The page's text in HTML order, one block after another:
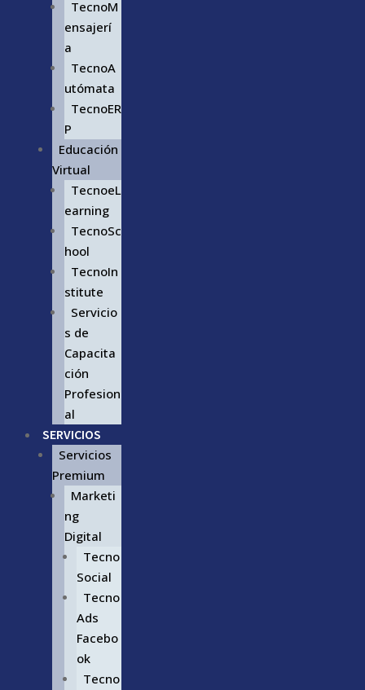
TecnoM
ensajerí
a
TecnoA
utómata
TecnoER
P
Educación
Virtual
TecnoeL
earning
TecnoSc
hool
TecnoIn
stitute
Servicio
s de
Capacita
ción
Profesion
al
SERVICIOS
Servicios
Premium
Marketi
ng
Digital
Tecno
Social
Tecno
Ads
Facebo
ok
Tecno